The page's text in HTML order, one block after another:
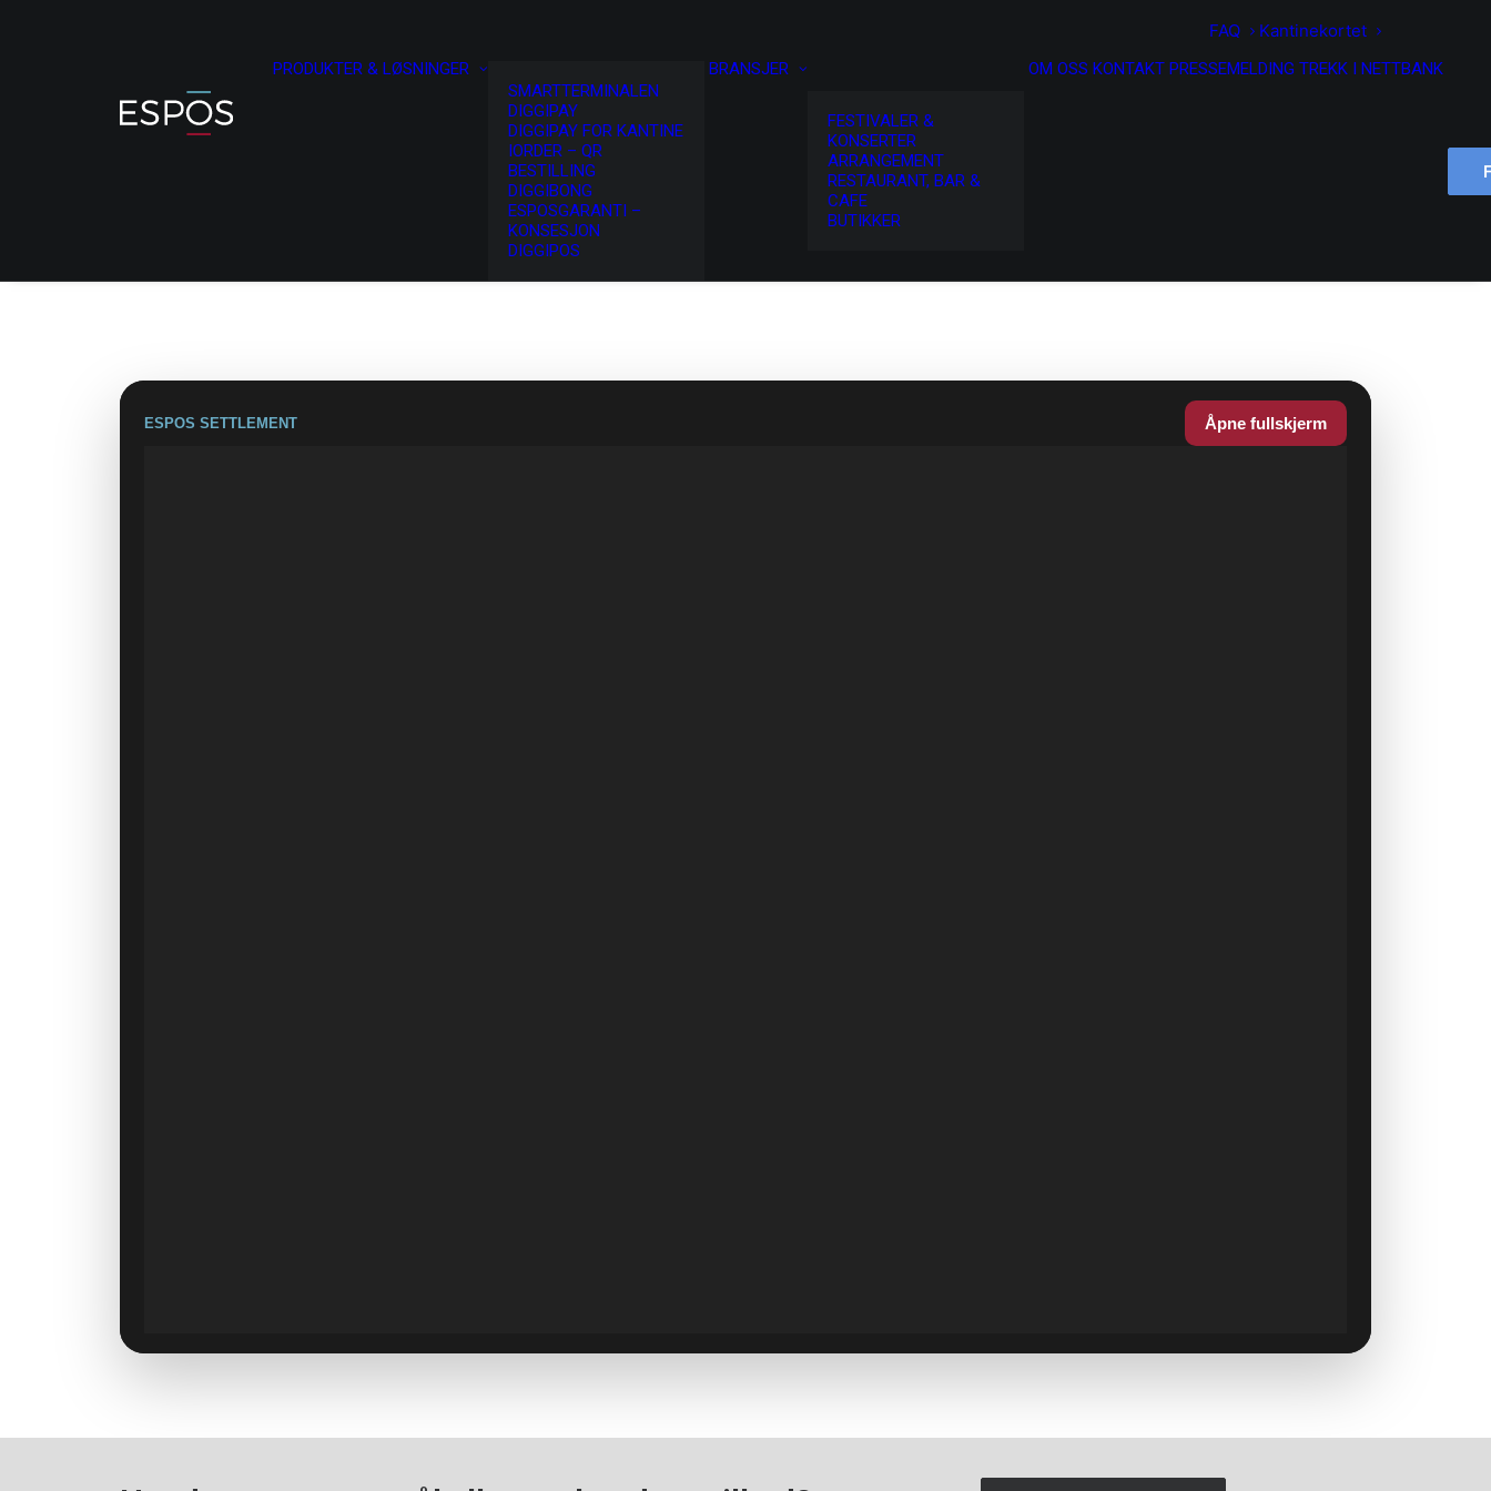
FAQ Kantinekortet
PRODUKTER & LØSNINGER
SMARTTERMINALEN
DIGGIPAY
DIGGIPAY FOR KANTINE
IORDER – QR
BESTILLING
DIGGIBONG
ESPOSGARANTI –
KONSESJON
DIGGIPOS
BRANSJER
FESTIVALER &
KONSERTER
ARRANGEMENT
RESTAURANT, BAR &
CAFE
BUTIKKER
OM OSS KONTAKT PRESSEMELDING TREKK I NETTBANK
ESPOS SETTLEMENT Åpne fullskjerm